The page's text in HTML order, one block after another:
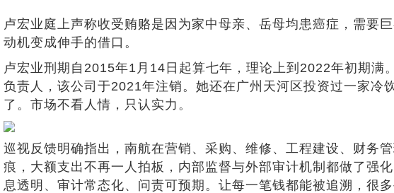
卢宏业庭上声称收受贿赂是因为家中母亲、岳母均患癌症，需要
动机变成伸手的借口。
卢宏业刑期自2015年1月14日起算七年，理论上到2022年初期
负责人，该公司于2021年注销。她还在广州天河区投资过一家
了。市场不看人情，只认实力。
巡视反馈明确指出，南航在营销、采购、维修、工程建设、财务
痕，大额支出不再一人拍板，内部监督与外部审计机制都做了强
息透明、审计常态化、问责可预期。让每一笔钱都能被追溯，很多